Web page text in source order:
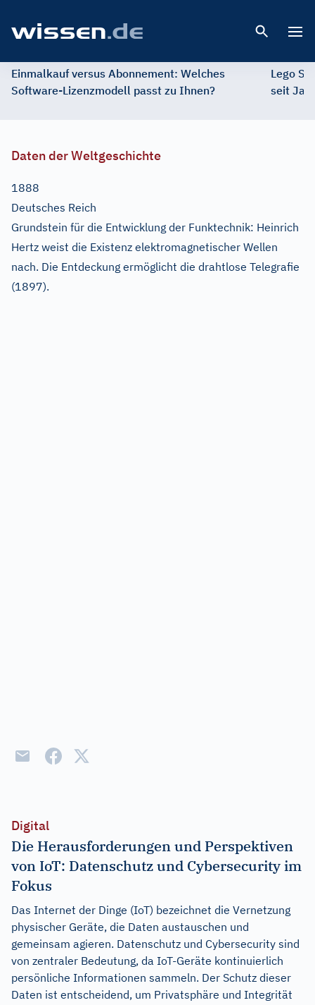
Einmalkauf versus Abonnement: Welches
Software-Lizenzmodell passt zu Ihnen?
Lego
seit
Daten der Weltgeschichte
1888
Deutsches Reich
Grundstein für die Entwicklung der Funktechnik: Heinrich
Hertz weist die Existenz elektromagnetischer Wellen
nach. Die Entdeckung ermöglicht die drahtlose Telegrafie
(1897).
Digital
Die Herausforderungen und Perspektiven
von IoT: Datenschutz und Cybersecurity im
Fokus
Das Internet der Dinge (IoT) bezeichnet die Vernetzung
physischer Geräte, die Daten austauschen und
gemeinsam agieren. Datenschutz und Cybersecurity sind
von zentraler Bedeutung, da IoT-Geräte kontinuierlich
persönliche Informationen sammeln. Der Schutz dieser
Daten ist entscheidend, um Privatsphäre und Integrität